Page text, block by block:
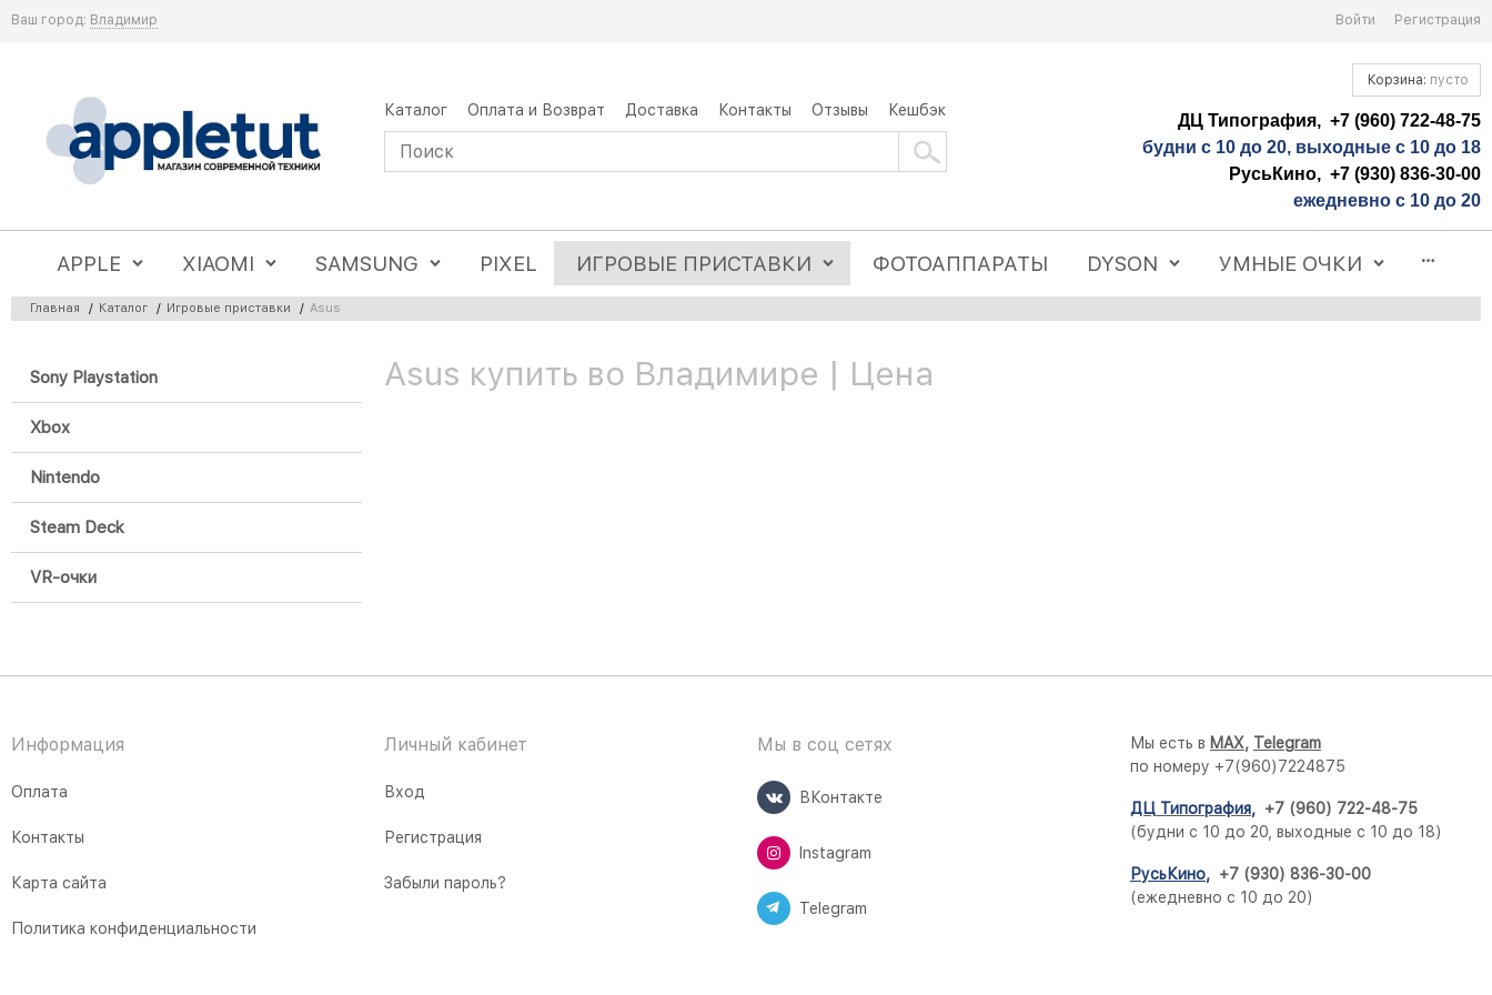
Ваш город: Владимир Войти Регистрация
Каталог Оплата и Возврат Доставка Контакты Отзывы Кешбэк
Корзина: пусто
ДЦ Типография, +7 (960) 722-48-75
будни с 10 до 20, выходные с 10 до 18
РусьКино, +7 (930) 836-30-00
ежедневно с 10 до 20
APPLE XIAOMI SAMSUNG PIXEL ИГРОВЫЕ ПРИСТАВКИ ФОТОАППАРАТЫ DYSON УМНЫЕ ОЧКИ
Главная / Каталог / Игровые приставки / Asus
Sony Playstation
Xbox
Nintendo
Steam Deck
VR-очки
Asus купить во Владимире | Цена
Информация
Оплата
Контакты
Карта сайта
Политика конфиденциальности
Личный кабинет
Вход
Регистрация
Забыли пароль?
Мы в соц сетях
ВКонтакте
Instagram
Telegram
Мы есть в MAX, Telegram
по номеру +7(960)7224875
ДЦ Типография, +7 (960) 722-48-75
(будни с 10 до 20, выходные с 10 до 18)
РусьКино, +7 (930) 836-30-00
(ежедневно с 10 до 20)